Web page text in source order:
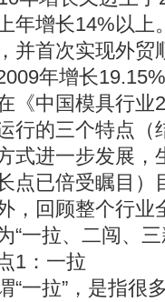
年增长14%以
并首次实现外贸
年增长
《中国模具行业
行的三个特点（
式进一步发展，
点已倍受瞩目）
，回顾整个行业
“一拉、二闯、
1：一拉
“一拉”，是指很